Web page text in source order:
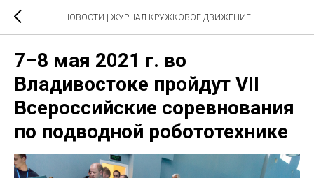
НОВОСТИ | ЖУРНАЛ КРУЖКОВОЕ ДВИЖЕНИЕ
7–8 мая 2021 г. во
Владивостоке пройдут VII
Всероссийские соревнования
по подводной робототехнике